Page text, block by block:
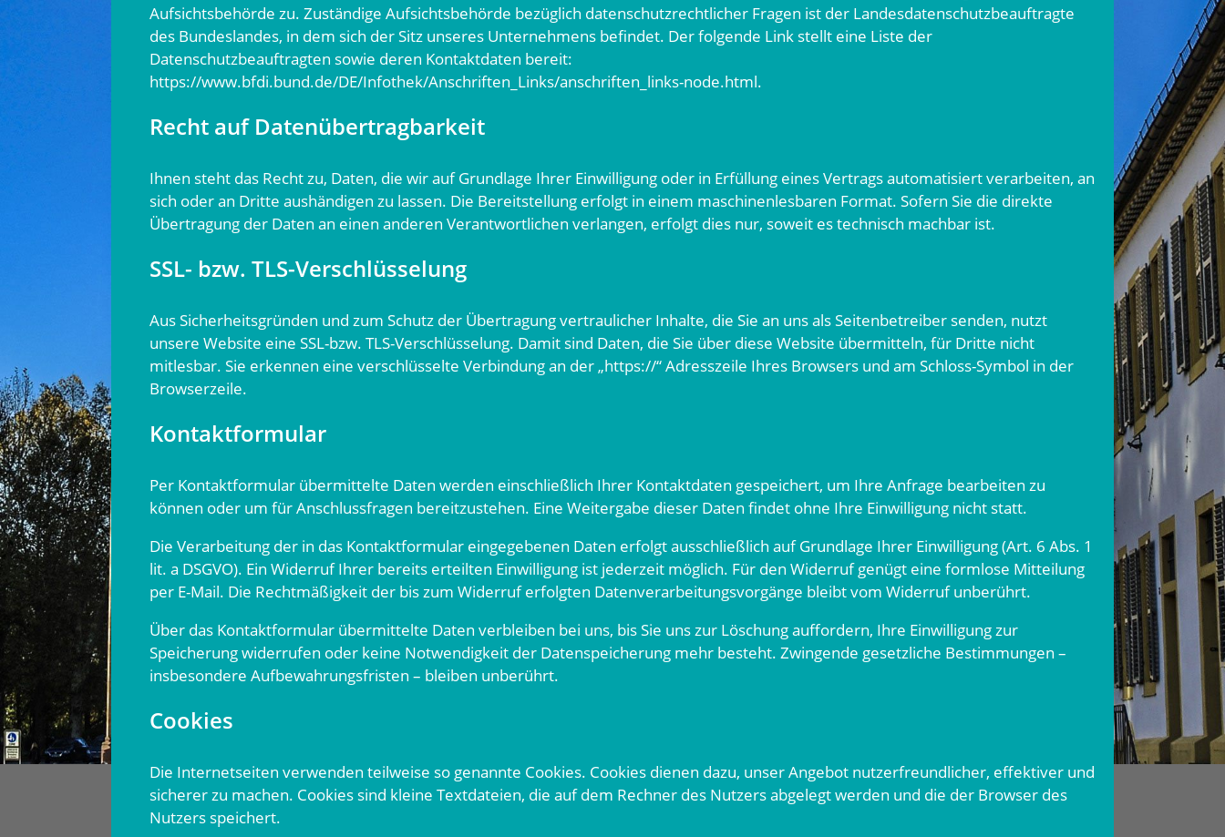
Aufsichtsbehörde zu. Zuständige Aufsichtsbehörde bezüglich datenschutzrechtlicher Fragen ist der Landesdatenschutzbeauftragte
des Bundeslandes, in dem sich der Sitz unseres Unternehmens befindet. Der folgende Link stellt eine Liste der
Datenschutzbeauftragten sowie deren Kontaktdaten bereit:
https://www.bfdi.bund.de/DE/Infothek/Anschriften_Links/anschriften_links-node.html.
Recht auf Datenübertragbarkeit
Ihnen steht das Recht zu, Daten, die wir auf Grundlage Ihrer Einwilligung oder in Erfüllung eines Vertrags automatisiert verarbeiten, an
sich oder an Dritte aushändigen zu lassen. Die Bereitstellung erfolgt in einem maschinenlesbaren Format. Sofern Sie die direkte
Übertragung der Daten an einen anderen Verantwortlichen verlangen, erfolgt dies nur, soweit es technisch machbar ist.
SSL- bzw. TLS-Verschlüsselung
Aus Sicherheitsgründen und zum Schutz der Übertragung vertraulicher Inhalte, die Sie an uns als Seitenbetreiber senden, nutzt
unsere Website eine SSL-bzw. TLS-Verschlüsselung. Damit sind Daten, die Sie über diese Website übermitteln, für Dritte nicht
mitlesbar. Sie erkennen eine verschlüsselte Verbindung an der „https://“ Adresszeile Ihres Browsers und am Schloss-Symbol in der
Browserzeile.
Kontaktformular
Per Kontaktformular übermittelte Daten werden einschließlich Ihrer Kontaktdaten gespeichert, um Ihre Anfrage bearbeiten zu
können oder um für Anschlussfragen bereitzustehen. Eine Weitergabe dieser Daten findet ohne Ihre Einwilligung nicht statt.
Die Verarbeitung der in das Kontaktformular eingegebenen Daten erfolgt ausschließlich auf Grundlage Ihrer Einwilligung (Art. 6 Abs. 1
lit. a DSGVO). Ein Widerruf Ihrer bereits erteilten Einwilligung ist jederzeit möglich. Für den Widerruf genügt eine formlose Mitteilung
per E-Mail. Die Rechtmäßigkeit der bis zum Widerruf erfolgten Datenverarbeitungsvorgänge bleibt vom Widerruf unberührt.
Über das Kontaktformular übermittelte Daten verbleiben bei uns, bis Sie uns zur Löschung auffordern, Ihre Einwilligung zur
Speicherung widerrufen oder keine Notwendigkeit der Datenspeicherung mehr besteht. Zwingende gesetzliche Bestimmungen –
insbesondere Aufbewahrungsfristen – bleiben unberührt.
Cookies
Die Internetseiten verwenden teilweise so genannte Cookies. Cookies dienen dazu, unser Angebot nutzerfreundlicher, effektiver und
sicherer zu machen. Cookies sind kleine Textdateien, die auf dem Rechner des Nutzers abgelegt werden und die der Browser des
Nutzers speichert.